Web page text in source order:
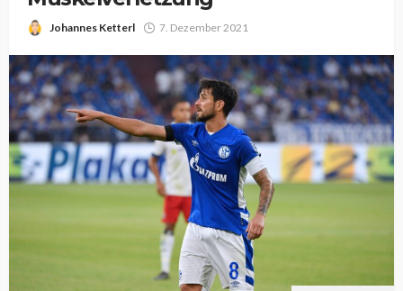
Johannes Ketterl 7. Dezember 2021